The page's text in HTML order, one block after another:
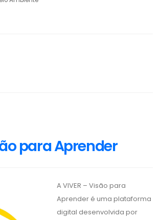
para Aprender
A VIVER – Visão para
Aprender é uma plataforma
digital desenvolvida por